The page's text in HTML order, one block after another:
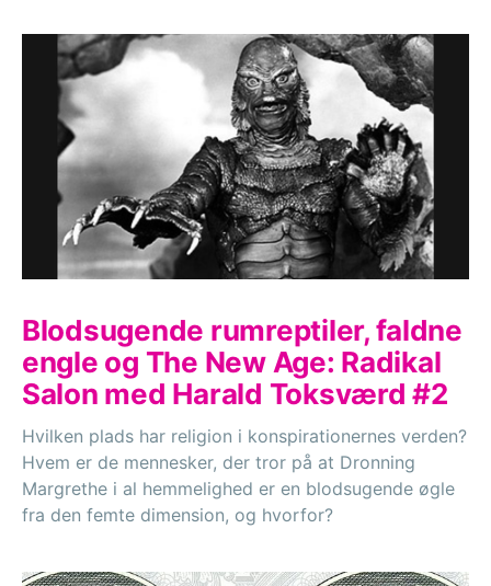
Blodsugende rumreptiler, faldne
engle og The New Age: Radikal
Salon med Harald Toksværd #2
Hvilken plads har religion i konspirationernes verden?
Hvem er de mennesker, der tror på at Dronning
Margrethe i al hemmelighed er en blodsugende øgle
fra den femte dimension, og hvorfor?